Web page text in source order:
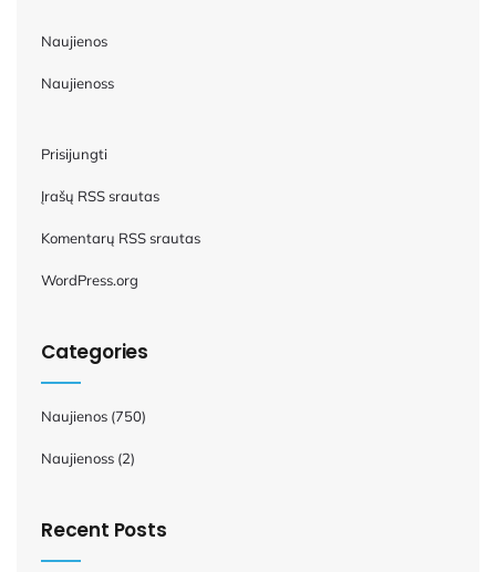
Naujienos
Naujienoss
Prisijungti
Įrašų RSS srautas
Komentarų RSS srautas
WordPress.org
Categories
Naujienos (750)
Naujienoss (2)
Recent Posts